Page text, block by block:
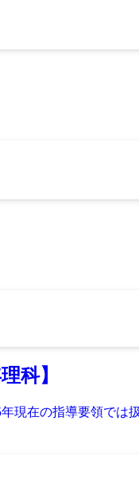
科】
現在の指導要領では